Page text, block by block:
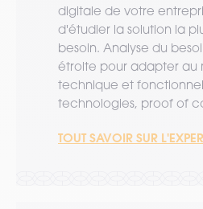
digitale de votre
d'étudier la solution la
besoin. Analyse du
étroite pour adapter au
technique et
technologies, proof of
TOUT SAVOIR SUR